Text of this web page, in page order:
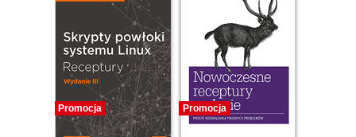
Promocja Promocja